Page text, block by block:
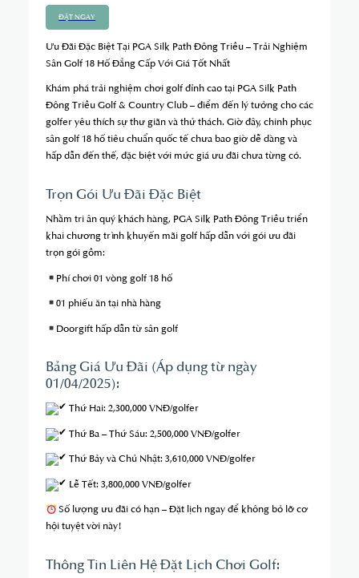
ĐẶT NGAY
Ưu Đãi Đặc Biệt Tại PGA Silk Path Đông Triều – Trải Nghiệm
Sân Golf 18 Hố Đẳng Cấp Với Giá Tốt Nhất
Khám phá trải nghiệm chơi golf đỉnh cao tại PGA Silk Path
Đông Triều Golf & Country Club – điểm đến lý tưởng cho các
golfer yêu thích sự thư giãn và thử thách. Giờ đây, chinh phục
sân golf 18 hố tiêu chuẩn quốc tế chưa bao giờ dễ dàng và
hấp dẫn đến thế, đặc biệt với mức giá ưu đãi chưa từng có.
Trọn Gói Ưu Đãi Đặc Biệt
Nhằm tri ân quý khách hàng, PGA Silk Path Đông Triều triển
khai chương trình khuyến mãi golf hấp dẫn với gói ưu đãi
trọn gói gồm:
Phí chơi 01 vòng golf 18 hố
01 phiếu ăn tại nhà hàng
Doorgift hấp dẫn từ sân golf
Bảng Giá Ưu Đãi (Áp dụng từ ngày
01/04/2025):
Thứ Hai: 2,300,000 VNĐ/golfer
Thứ Ba – Thứ Sáu: 2,500,000 VNĐ/golfer
Thứ Bảy và Chủ Nhật: 3,610,000 VNĐ/golfer
Lễ Tết: 3,800,000 VNĐ/golfer
Số lượng ưu đãi có hạn – Đặt lịch ngay để không bỏ lỡ cơ
hội tuyệt vời này!
Thông Tin Liên Hệ Đặt Lịch Chơi Golf: